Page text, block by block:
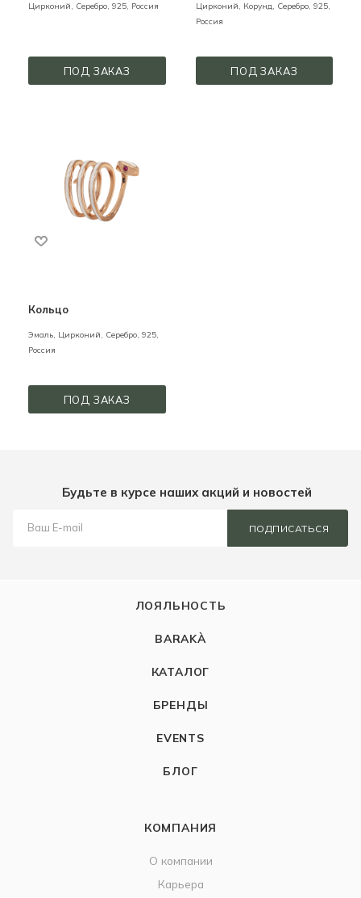
Цирконий, Серебро, 925, Россия
ПОД ЗАКАЗ
Цирконий, Корунд, Серебро, 925,
Россия
ПОД ЗАКАЗ
Кольцо
Эмаль, Цирконий, Серебро, 925,
Россия
ПОД ЗАКАЗ
Будьте в курсе наших акций и новостей
ПОДПИСАТЬСЯ
ЛОЯЛЬНОСТЬ
BARAKÀ
КАТАЛОГ
БРЕНДЫ
EVENTS
БЛОГ
КОМПАНИЯ
О компании
Карьера